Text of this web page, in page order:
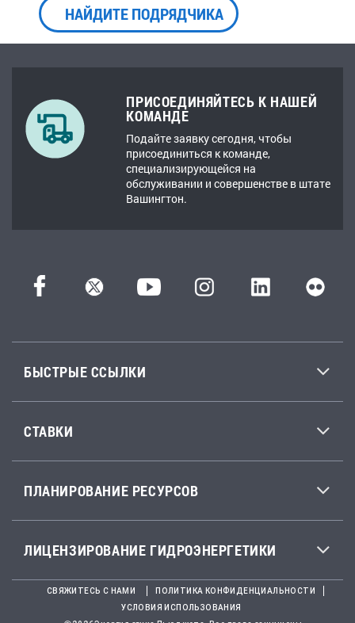
НАЙДИТЕ ПОДРЯДЧИКА
ПРИСОЕДИНЯЙТЕСЬ К НАШЕЙ
КОМАНДЕ
Подайте заявку сегодня, чтобы
присоединиться к команде,
специализирующейся на
обслуживании и совершенстве в штате
Вашингтон.
БЫСТРЫЕ ССЫЛКИ
СТАВКИ
ПЛАНИРОВАНИЕ РЕСУРСОВ
ЛИЦЕНЗИРОВАНИЕ ГИДРОЭНЕРГЕТИКИ
СВЯЖИТЕСЬ С НАМИ
ПОЛИТИКА КОНФИДЕНЦИАЛЬНОСТИ
УСЛОВИЯ ИСПОЛЬЗОВАНИЯ